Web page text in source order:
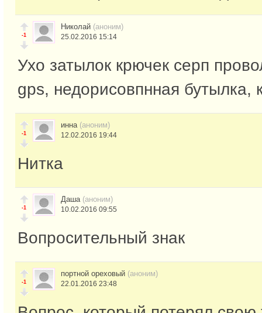
-1
Николай (аноним)
25.02.2016 15:14
Ухо затылок крючек серп
gps, недорисовпнная бутылка,
-1
инна (аноним)
12.02.2016 19:44
Нитка
-1
Даша (аноним)
10.02.2016 09:55
Вопросительный знак
-1
портной ореховый (аноним)
22.01.2016 23:48